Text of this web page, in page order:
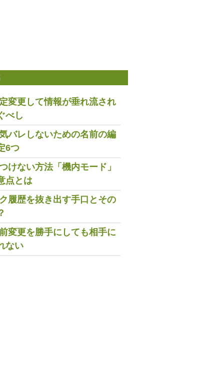
変更して情報が垂れ流され
べし
バレしないための名前の編
6つ
けない方法「機内モード」
点とは
履歴を抜き出す手口とその
変更を勝手にしても相手に
ない